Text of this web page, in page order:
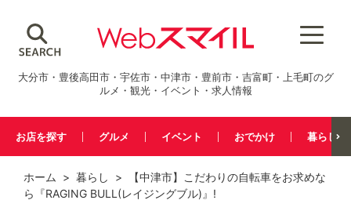
大分市・豊後高田市・宇佐市・中津市・豊前市・吉富町・上毛町のグ
ルメ・観光・イベント・求人情報
お店を探す グルメ イベント おでかけ 暮らし
ホーム > 暮らし
> 【中津市】こだわりの自転車をお求めな
ら『RAGING BULL(レイジングブル)』!